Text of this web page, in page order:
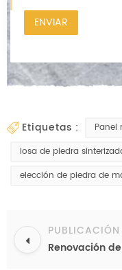
etiquetas :
Panel
losa de piedra
elección de piedra de